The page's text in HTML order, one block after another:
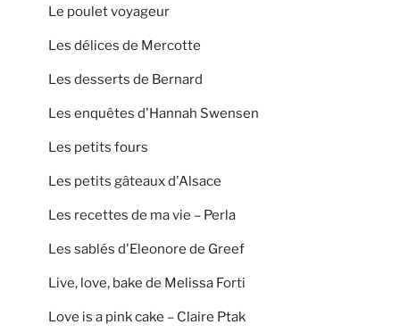
Le poulet voyageur
Les délices de Mercotte
Les desserts de Bernard
Les enquêtes d'Hannah Swensen
Les petits fours
Les petits gâteaux d'Alsace
Les recettes de ma vie – Perla
Les sablés d'Eleonore de Greef
Live, love, bake de Melissa Forti
Love is a pink cake – Claire Ptak